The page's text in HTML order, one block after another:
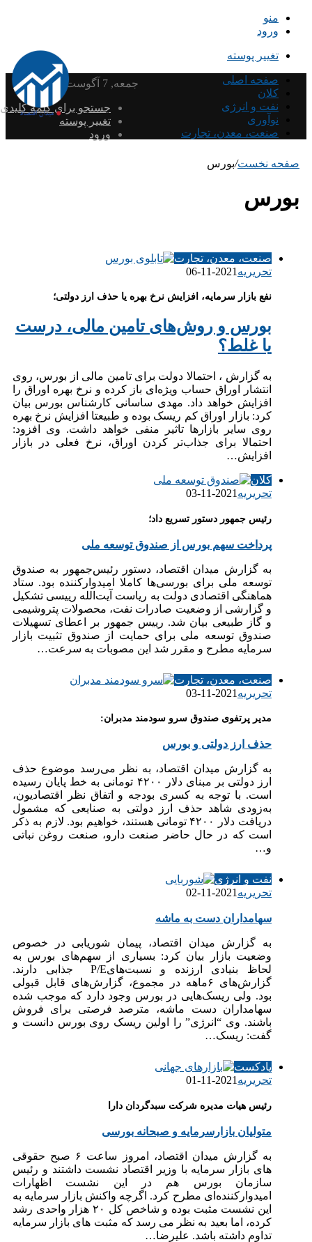
منو
ورود
تغییر پوسته
صفحه اصلی
کلان
نفت و انرژی
نوآوری
صنعت، معدن، تجارت
جمعه, 7 آگوست 2026
جستجو برای کلمه کلیدی
تغییر پوسته
ورود
صفحه نخست/بورس
بورس
صنعت، معدن، تجارت
تحریریه 2021-11-06
نفع بازار سرمایه، افزایش نرخ بهره یا حذف ارز دولتی؛
بورس و روش‌های تامین مالی، درست
یا غلط؟
به گزارش ، احتمالا دولت برای تامین مالی از بورس، روی
انتشار اوراق حساب ویژه‌ای باز کرده و نرخ بهره اوراق را
افزایش خواهد داد. مهدی ساسانی کارشناس بورس بیان
کرد: بازار اوراق کم‌ ریسک بوده و طبیعتا افزایش نرخ بهره
روی سایر بازارها تاثیر منفی خواهد داشت. وی افزود:
احتمالا برای جذاب‌تر کردن اوراق، نرخ فعلی در بازار
افزایش…
کلان
تحریریه 2021-11-03
رئیس جمهور دستور تسریع داد؛
پرداخت سهم بورس از صندوق توسعه ملی
به گزارش میدان اقتصاد، دستور رئیس‌جمهور به صندوق
توسعه ملی برای بورسی‌ها کاملا امیدوارکننده بود. ستاد
هماهنگی اقتصادی دولت به ریاست آیت‌الله رییسی تشکیل
و گزارشی از وضعیت صادرات نفت، محصولات پتروشیمی
و گاز طبیعی بیان شد. رییس جمهور بر اعطای تسهیلات
صندوق توسعه ملی برای حمایت از صندوق تثبیت بازار
سرمایه مطرح و مقرر شد این مصوبات به سرعت…
صنعت، معدن، تجارت
تحریریه 2021-11-03
مدیر پرتفوی صندوق سرو سودمند مدبران:
حذف ارز دولتی و بورس
به گزارش میدان اقتصاد، به نظر می‌رسد موضوع حذف
ارز دولتی بر مبنای دلار ۴۲۰۰ تومانی به خط پایان رسیده
است. با توجه به کسری بودجه و اتفاق نظر اقتصادیون،
به‌زودی شاهد حذف ارز دولتی به صنایعی که مشمول
دریافت دلار ۴۲۰۰ تومانی هستند، خواهیم بود. لازم به ذکر
است که در حال حاضر صنعت دارو، صنعت روغن نباتی
و…
نفت و انرژی
تحریریه 2021-11-02
سهامداران دست به ماشه
به گزارش میدان اقتصاد، پیمان شوریابی در خصوص
وضعیت بازار بیان کرد: بسیاری از سهم‌های بورس به
لحاظ بنیادی ارزنده و نسبت‌هایP/E جذابی دارند.
گزارش‌های ۶ماهه در مجموع، گزارش‌های قابل قبولی
بود. ولی ریسک‌هایی در بورس وجود دارد که موجب شده
سهامداران دست ماشه، مترصد فرصتی برای فروش
باشند. وی “انرژی” را اولین ریسک روی بورس دانست و
گفت: ریسک…
پادکست
تحریریه 2021-11-01
رئیس هیات مدیره شرکت سبدگردان دارا
متولیان بازارسرمایه و صبحانه بورسی
به گزارش میدان اقتصاد، امروز ساعت ۶ صبح حقوقی
های بازار سرمایه با وزیر اقتصاد نشست داشتند و رئیس
سازمان بورس هم در این نشست اظهارات
امیدوارکننده‌ای مطرح کرد. اگرچه واکنش بازار سرمایه به
این نشست مثبت بوده و شاخص کل ۲۰ هزار واحدی رشد
کرده، اما بعید به نظر می رسد که مثبت های بازار سرمایه
تداوم داشته باشد. علیرضا…